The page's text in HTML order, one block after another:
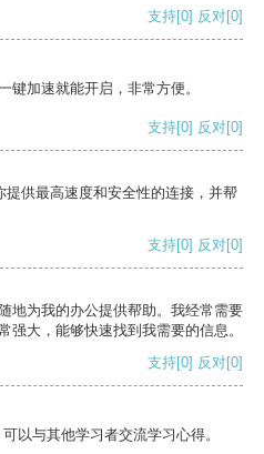
支持[0] 反对[0]
键加速就能开启，非常方便。
支持[0] 反对[0]
供最高速度和安全性的连接，并帮
支持[0] 反对[0]
地为我的办公提供帮助。我经常需要
强大，能够快速找到我需要的信息。
支持[0] 反对[0]
以与其他学习者交流学习心得。